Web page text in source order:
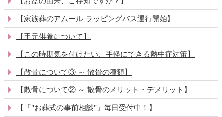
【家族葬のアムール ラッピングバス運行開始】
【手元供養について】
【この時期気を付けたい、手軽にできる熱中症対策】
【散骨について③ ～ 散骨の種類】
【散骨について② ～ 散骨のメリット・デメリット】
【「"お葬式の事前相談"」毎日受付中！】